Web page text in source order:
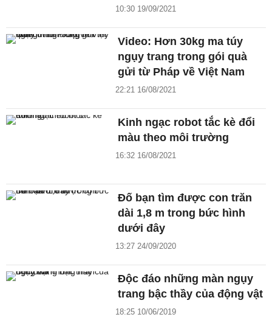
10:30 19/09/2021
Video: Hơn 30kg ma túy
ngụy trang trong gói quà
gửi từ Pháp về Việt Nam
22:21 16/08/2021
Kinh ngạc robot tắc kè đổi
màu theo môi trường
16:32 16/08/2021
Đố bạn tìm được con trăn
dài 1,8 m trong bức hình
dưới đây
13:27 24/09/2020
Độc đáo những màn ngụy
trang bậc thầy của động vật
18:25 10/06/2019